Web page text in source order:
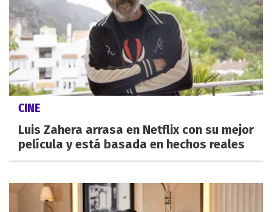
CINE
Luis Zahera arrasa en Netflix con su mejor
película y está basada en hechos reales